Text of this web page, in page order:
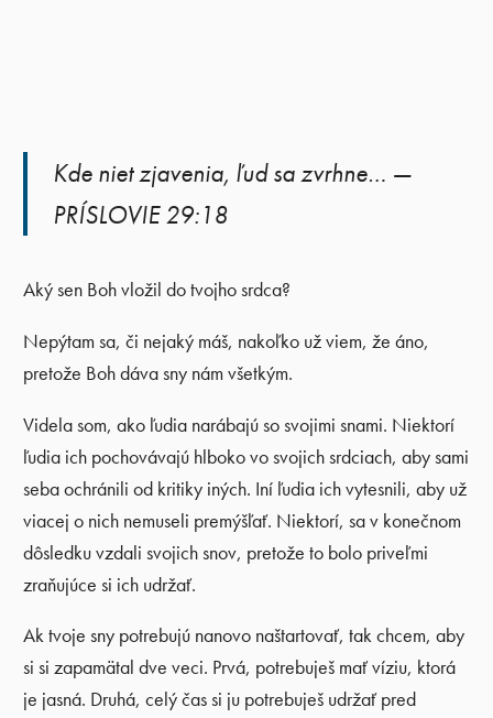
Kde niet zjavenia, ľud sa zvrhne… —
PRÍSLOVIE 29:18
Aký sen Boh vložil do tvojho srdca?
Nepýtam sa, či nejaký máš, nakoľko už viem, že áno,
pretože Boh dáva sny nám všetkým.
Videla som, ako ľudia narábajú so svojimi snami. Niektorí
ľudia ich pochovávajú hlboko vo svojich srdciach, aby sami
seba ochránili od kritiky iných. Iní ľudia ich vytesnili, aby už
viacej o nich nemuseli premýšľať. Niektorí, sa v konečnom
dôsledku vzdali svojich snov, pretože to bolo priveľmi
zraňujúce si ich udržať.
Ak tvoje sny potrebujú nanovo naštartovať, tak chcem, aby
si si zapamätal dve veci. Prvá, potrebuješ mať víziu, ktorá
je jasná. Druhá, celý čas si ju potrebuješ udržať pred